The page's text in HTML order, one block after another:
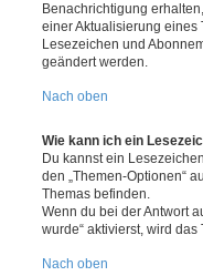
Benachrichtigung
einer Aktualisierung eines
Lesezeichen und
geändert werden.
Nach oben
Wie kann ich ein
Du kannst ein
den „Themen-Optionen“
Themas befinden.
Wenn du bei der Antwort
wurde“ aktivierst, wird
Nach oben